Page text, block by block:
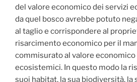
del valore economico dei servizi
da quel bosco avrebbe potuto
al taglio e corrispondere al
risarcimento economico per il
commisurato al valore economico
ecosistemici. In questo modo la
suoi habitat, la sua biodiversità, la